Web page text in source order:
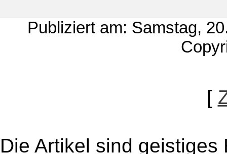
Publiziert am: Samstag,
[
Die Artikel sind